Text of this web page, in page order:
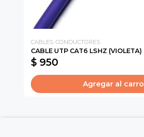
CABLES. CONDUCTORES
CABLE UTP CAT6 LSHZ (VIOLETA)
$ 950
Agregar al carro